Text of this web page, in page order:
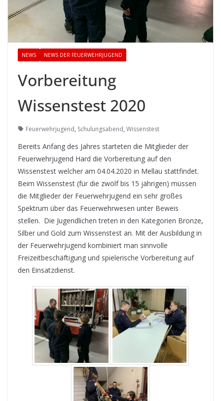
NEWS NEWS DER FEUERWEHRJUGEND
Vorbereitung
Wissenstest 2020
Feuerwehrjugend, Schulungsabend, Wissenstest
Bereits Anfang des Jahres starteten die Mitglieder der
Feuerwehrjugend Hard die Vorbereitung auf den
Wissenstest welcher am 04.04.2020 in Mellau stattfindet.
Beim Wissenstest (für die zwölf bis 15 jährigen) müssen
die Mitglieder der Feuerwehrjugend ein sehr großes
Spektrum über das Feuerwehrwesen unter Beweis
stellen. Die Jugendlichen treten in den Kategorien Bronze,
Silber und Gold zum Wissenstest an. Mit der Ausbildung in
der Feuerwehrjugend kombiniert man sinnvolle
Freizeitbeschäftigung und spielerische Vorbereitung auf
den Einsatzdienst.